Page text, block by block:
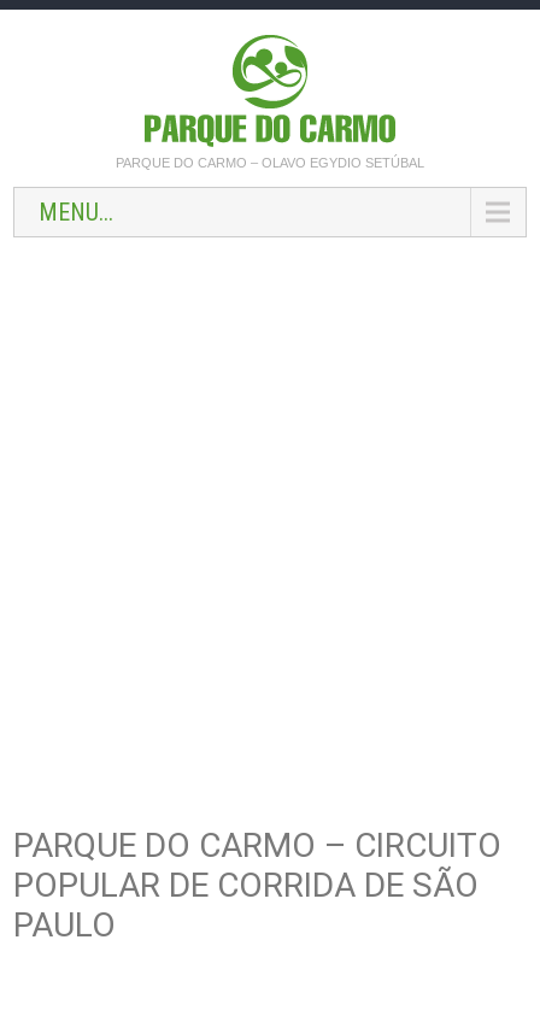
PARQUE DO CARMO – OLAVO EGYDIO SETÚBAL
MENU...
PARQUE DO CARMO – CIRCUITO
POPULAR DE CORRIDA DE SÃO
PAULO